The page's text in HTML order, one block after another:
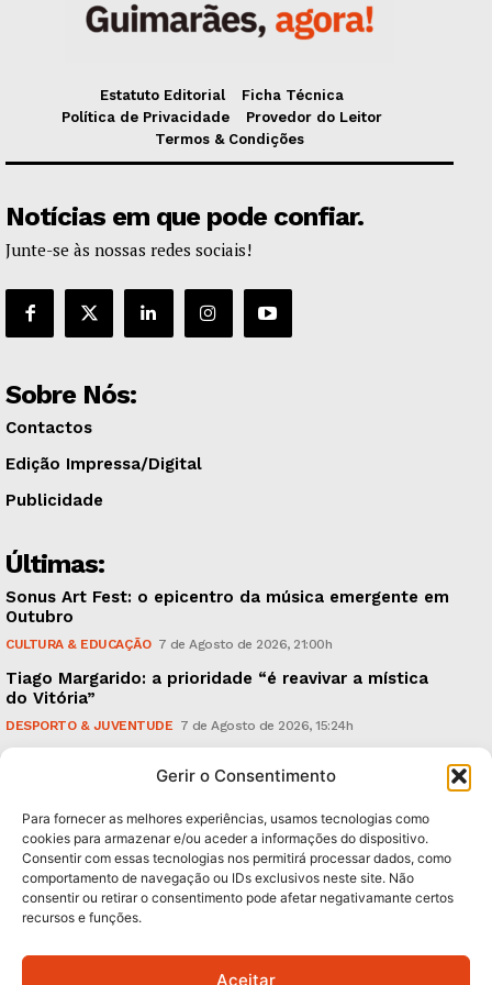
Gerir o Consentimento
Para fornecer as melhores experiências, usamos tecnologias como
cookies para armazenar e/ou aceder a informações do dispositivo.
Consentir com essas tecnologias nos permitirá processar dados, como
comportamento de navegação ou IDs exclusivos neste site. Não
consentir ou retirar o consentimento pode afetar negativamante certos
recursos e funções.
Aceitar
Estatuto Editorial
Ficha Técnica
Política de Privacidade
Provedor do Leitor
Termos & Condições
Notícias em que pode confiar.
Junte-se às nossas redes sociais!
Sobre Nós:
Contactos
Edição Impressa/Digital
Publicidade
Últimas:
Sonus Art Fest: o epicentro da música emergente em
Outubro
CULTURA & EDUCAÇÃO 7 de Agosto de 2026, 21:00h
Tiago Margarido: a prioridade “é reavivar a mística
do Vitória”
DESPORTO & JUVENTUDE 7 de Agosto de 2026, 15:24h
caudais e antecipa situações de risco
Subscreva Newsletter: